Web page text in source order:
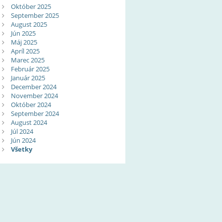
Október 2025
September 2025
August 2025
Jún 2025
Máj 2025
Apríl 2025
Marec 2025
Február 2025
Január 2025
December 2024
November 2024
Október 2024
September 2024
August 2024
Júl 2024
Jún 2024
Všetky